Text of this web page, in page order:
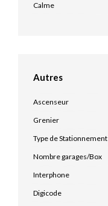
Calme
Autres
Ascenseur
Grenier
Type de Stationnement
Nombre garages/Box
Interphone
Digicode